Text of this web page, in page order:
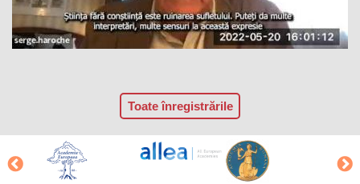
Toate înregistrările